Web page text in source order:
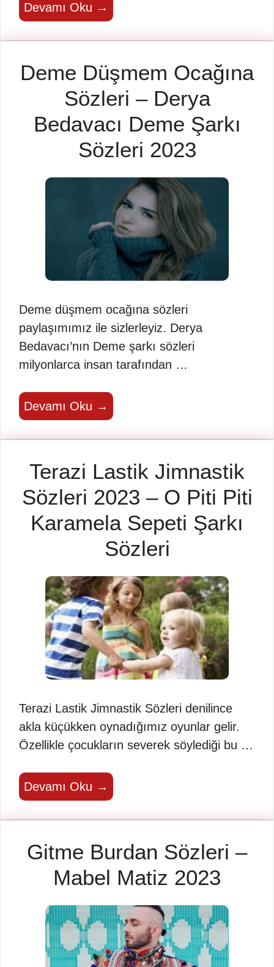
Devamı Oku →
Deme Düşmem Ocağına
Sözleri – Derya
Bedavacı Deme Şarkı
Sözleri 2023
Deme düşmem ocağına sözleri
paylaşımımız ile sizlerleyiz. Derya
Bedavacı’nın Deme şarkı sözleri
milyonlarca insan tarafından …
Devamı Oku →
Terazi Lastik Jimnastik
Sözleri 2023 – O Piti Piti
Karamela Sepeti Şarkı
Sözleri
Terazi Lastik Jimnastik Sözleri denilince
akla küçükken oynadığımız oyunlar gelir.
Özellikle çocukların severek söylediği bu …
Devamı Oku →
Gitme Burdan Sözleri –
Mabel Matiz 2023